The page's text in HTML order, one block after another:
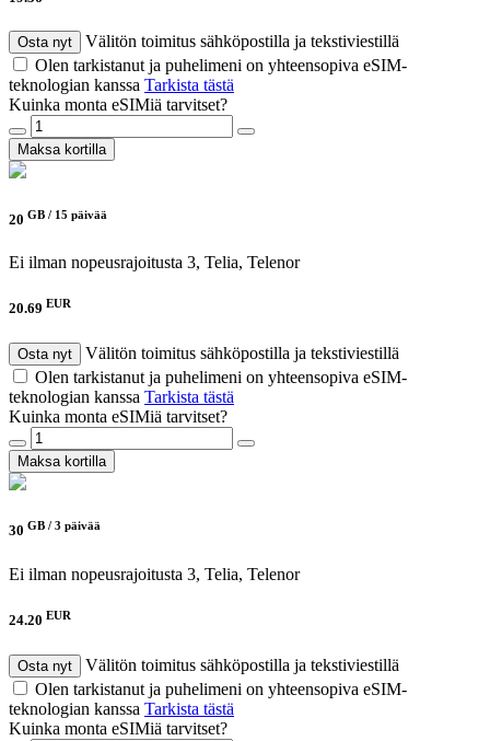
Osta nyt
Välitön toimitus sähköpostilla ja tekstiviestillä
Olen tarkistanut ja puhelimeni on yhteensopiva eSIM-
teknologian kanssa Tarkista tästä
Kuinka monta eSIMiä tarvitset?
Maksa kortilla
20 GB / 15 päivää
Ei ilman nopeusrajoitusta 3, Telia, Telenor
20.69 EUR
Osta nyt
Välitön toimitus sähköpostilla ja tekstiviestillä
Olen tarkistanut ja puhelimeni on yhteensopiva eSIM-
teknologian kanssa Tarkista tästä
Kuinka monta eSIMiä tarvitset?
Maksa kortilla
30 GB / 3 päivää
Ei ilman nopeusrajoitusta 3, Telia, Telenor
24.20 EUR
Osta nyt
Välitön toimitus sähköpostilla ja tekstiviestillä
Olen tarkistanut ja puhelimeni on yhteensopiva eSIM-
teknologian kanssa Tarkista tästä
Kuinka monta eSIMiä tarvitset?